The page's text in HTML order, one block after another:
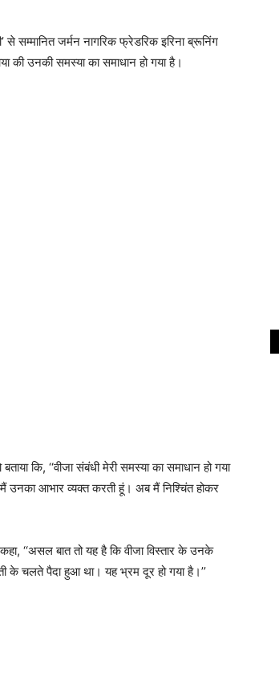
से सम्मानित जर्मन नागरिक फ्रेडरिक इरिना ब्रूनिंग
की उनकी समस्‍या का समाधान हो गया है।
कि, ‘‘वीजा संबंधी मेरी समस्या का समाधान हो गया
उनका आभार व्यक्त करती हूं। अब मैं निश्चिंत होकर
‘‘असल बात तो यह है कि वीजा विस्तार के उनके
चलते पैदा हुआ था। यह भ्रम दूर हो गया है।’’